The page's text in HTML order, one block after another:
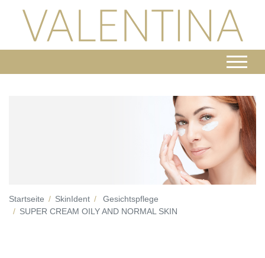
Startseite SkinIdent
Gesichtspflege
SUPER CREAM OILY AND NORMAL SKIN